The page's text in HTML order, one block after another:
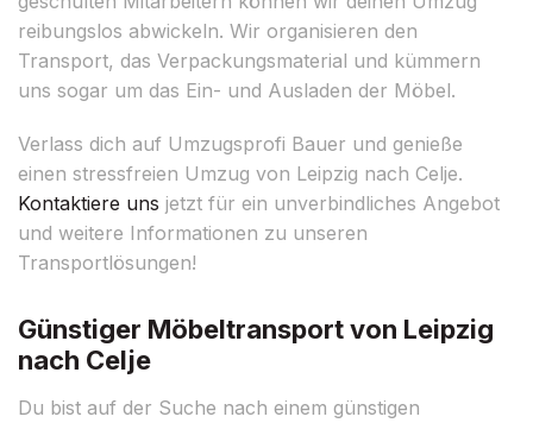
reibungslos abwickeln. Wir organisieren den
Transport, das Verpackungsmaterial und kümmern
uns sogar um das Ein- und Ausladen der Möbel.
Verlass dich auf Umzugsprofi Bauer und genieße
einen stressfreien Umzug von Leipzig nach Celje.
Kontaktiere uns jetzt für ein unverbindliches Angebot
und weitere Informationen zu unseren
Transportlösungen!
Günstiger Möbeltransport von Leipzig
nach Celje
Du bist auf der Suche nach einem günstigen